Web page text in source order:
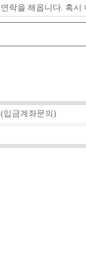
락을 해옵니다. 혹
입금계좌문의)